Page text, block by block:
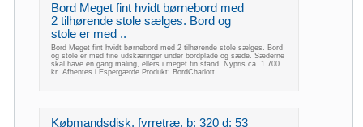
Bord Meget fint hvidt børnebord med
2 tilhørende stole sælges. Bord og
stole er med ..
Bord Meget fint hvidt børnebord med 2 tilhørende stole sælges. Bord
og stole er med fine udskæringer under bordplade og sæde. Sæderne
skal have en gang maling, ellers i meget fin stand. Nypris ca. 1.700
kr. Afhentes i Espergærde.Produkt: BordCharlott
Købmandsdisk, fyrretræ, b: 320 d: 53